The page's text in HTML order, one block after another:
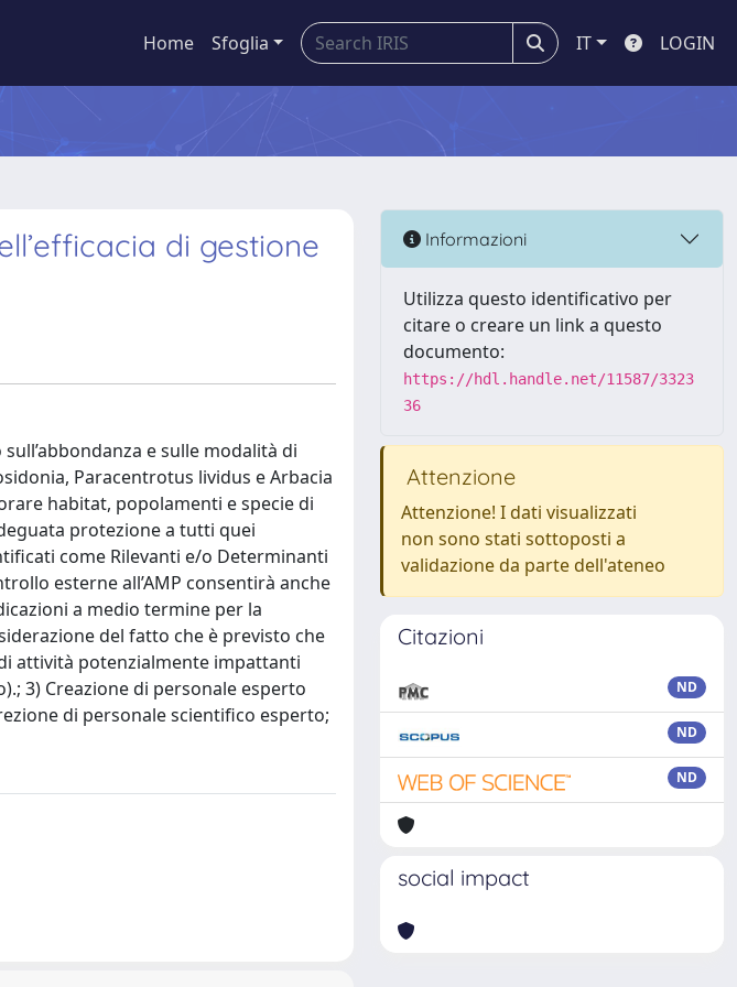
Home Sfoglia IT LOGIN
di gestione
e sulle modalità di
Paracentrotus lividus e Arbacia
habitat, popolamenti e specie di
protezione a tutti quei
come Rilevanti e/o Determinanti
esterne all’AMP consentirà anche
a medio termine per la
del fatto che è previsto che
attività potenzialmente impattanti
3) Creazione di personale esperto
di personale scientifico esperto;
Informazioni
Utilizza questo identificativo per
citare o creare un link a questo
documento:
https://hdl.handle.net/11587/3323
36
Attenzione
Attenzione! I dati visualizzati
non sono stati sottoposti a
validazione da parte dell'ateneo
Citazioni
ND
ND
ND
social impact